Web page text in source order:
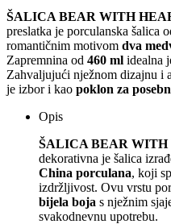
ŠALICA BEAR WITH
preslatka je porculanska šalica
romantičnim motivom dva
Zapremnina od 460 ml idealna
Zahvaljujući nježnom dizajnu i
je izbor i kao poklon za
Opis
ŠALICA BEAR WITH
dekorativna je šalica
China porculana, koji
izdržljivost. Ovu vrstu
bijela boja s nježnim
svakodnevnu upotrebu.